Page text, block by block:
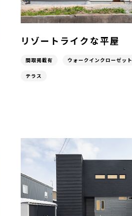
リゾートライクな平屋
間取掲載有 ウォークインクローゼット
テラス